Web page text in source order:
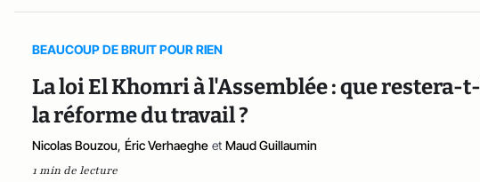
BEAUCOUP DE BRUIT POUR RIEN
La loi El Khomri à l'Assemblée : que
la réforme du travail ?
Nicolas Bouzou, Éric Verhaeghe et Maud Guillaumin
1 min de lecture